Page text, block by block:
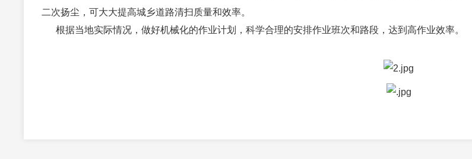
二次扬尘，可大大提高城乡道路清扫质量和效率。
根据当地实际情况，做好机械化的作业计划，科学合理的安排作业班次和路段，达到高作业效率。